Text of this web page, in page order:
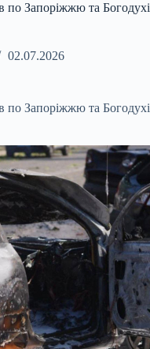
по Запоріжжю та
02.07.2026
по Запоріжжю та